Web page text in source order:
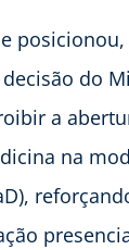
do
a
na